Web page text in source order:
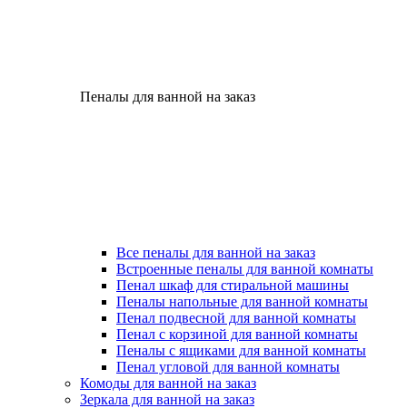
Пеналы для ванной на заказ
Все пеналы для ванной на заказ
Встроенные пеналы для ванной комнаты
Пенал шкаф для стиральной машины
Пеналы напольные для ванной комнаты
Пенал подвесной для ванной комнаты
Пенал с корзиной для ванной комнаты
Пеналы с ящиками для ванной комнаты
Пенал угловой для ванной комнаты
Комоды для ванной на заказ
Зеркала для ванной на заказ